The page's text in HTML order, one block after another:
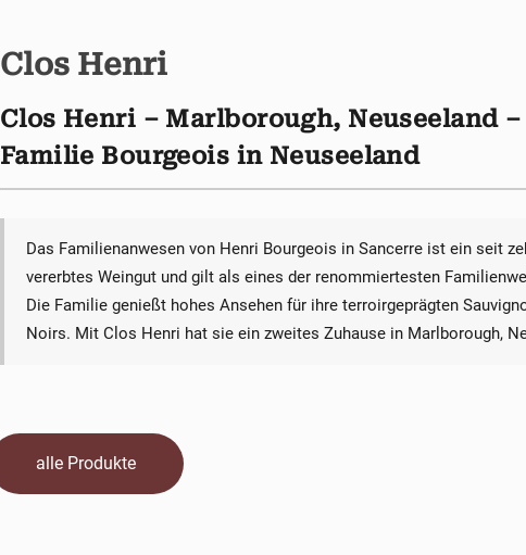
Clos Henri
Clos Henri – Marlborough, Neuseeland
Familie Bourgeois in Neuseeland
Das Familienanwesen von Henri Bourgeois in Sancerre ist ein seit
vererbtes Weingut und gilt als eines der renommiertesten
Die Familie genießt hohes Ansehen für ihre terroirgeprägten
Noirs. Mit Clos Henri hat sie ein zweites Zuhause in Marlborough,
alle Produkte